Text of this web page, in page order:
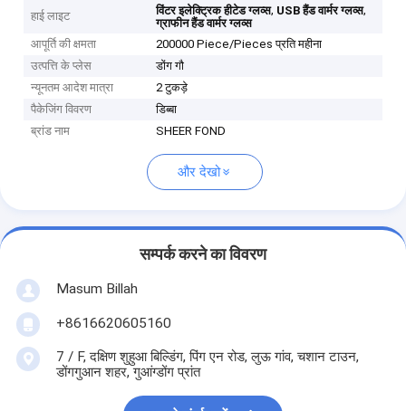
हाई लाइट विंटर इलेक्ट्रिक हीटेड ग्लव्स, USB हैंड वार्मर ग्लव्स,
ग्राफीन हैंड वार्मर ग्लव्स
आपूर्ति की क्षमता
200000 Piece/Pieces प्रति महीना
उत्पत्ति के प्लेस
डोंग गौ
न्यूनतम आदेश मात्रा
2 टुकड़े
पैकेजिंग विवरण
डिब्बा
ब्रांड नाम
SHEER FOND
और देखो
सम्पर्क करने का विवरण
Masum Billah
+8616620605160
7 / F, दक्षिण शुहुआ बिल्डिंग, पिंग एन रोड, लुऊ गांव, चशान टाउन,
डोंगगुआन शहर, गुआंग्डोंग प्रांत